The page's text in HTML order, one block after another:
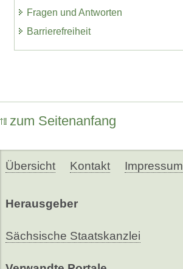
Fragen und Antworten
Barrierefreiheit
zum Seitenanfang
Übersicht Kontakt Impressum
Herausgeber
Sächsische Staatskanzlei